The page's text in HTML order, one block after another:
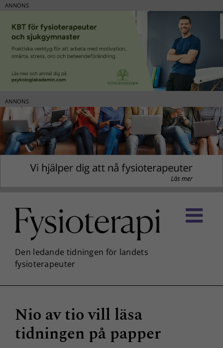
ANNONS
ANNONS
innehållet
Nio av tio vill läsa
tidningen på papper